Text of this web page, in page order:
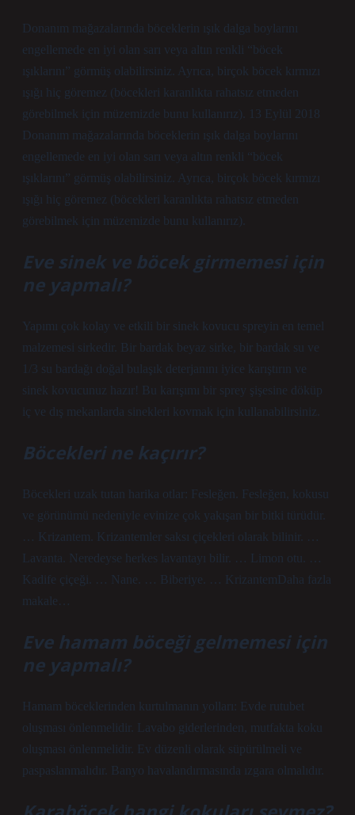
Donanım mağazalarında böceklerin ışık dalga boylarını
engellemede en iyi olan sarı veya altın renkli “böcek
ışıklarını” görmüş olabilirsiniz. Ayrıca, birçok böcek kırmızı
ışığı hiç göremez (böcekleri karanlıkta rahatsız etmeden
görebilmek için müzemizde bunu kullanırız). 13 Eylül 2018
Donanım mağazalarında böceklerin ışık dalga boylarını
engellemede en iyi olan sarı veya altın renkli “böcek
ışıklarını” görmüş olabilirsiniz. Ayrıca, birçok böcek kırmızı
ışığı hiç göremez (böcekleri karanlıkta rahatsız etmeden
görebilmek için müzemizde bunu kullanırız).
Eve sinek ve böcek girmemesi için
ne yapmalı?
Yapımı çok kolay ve etkili bir sinek kovucu spreyin en temel
malzemesi sirkedir. Bir bardak beyaz sirke, bir bardak su ve
1/3 su bardağı doğal bulaşık deterjanını iyice karıştırın ve
sinek kovucunuz hazır! Bu karışımı bir sprey şişesine döküp
iç ve dış mekanlarda sinekleri kovmak için kullanabilirsiniz.
Böcekleri ne kaçırır?
Böcekleri uzak tutan harika otlar: Fesleğen. Fesleğen, kokusu
ve görünümü nedeniyle evinize çok yakışan bir bitki türüdür.
… Krizantem. Krizantemler saksı çiçekleri olarak bilinir. …
Lavanta. Neredeyse herkes lavantayı bilir. … Limon otu. …
Kadife çiçeği. … Nane. … Biberiye. … KrizantemDaha fazla
makale…
Eve hamam böceği gelmemesi için
ne yapmalı?
Hamam böceklerinden kurtulmanın yolları: Evde rutubet
oluşması önlenmelidir. Lavabo giderlerinden, mutfakta koku
oluşması önlenmelidir. Ev düzenli olarak süpürülmeli ve
paspaslanmalıdır. Banyo havalandırmasında ızgara olmalıdır.